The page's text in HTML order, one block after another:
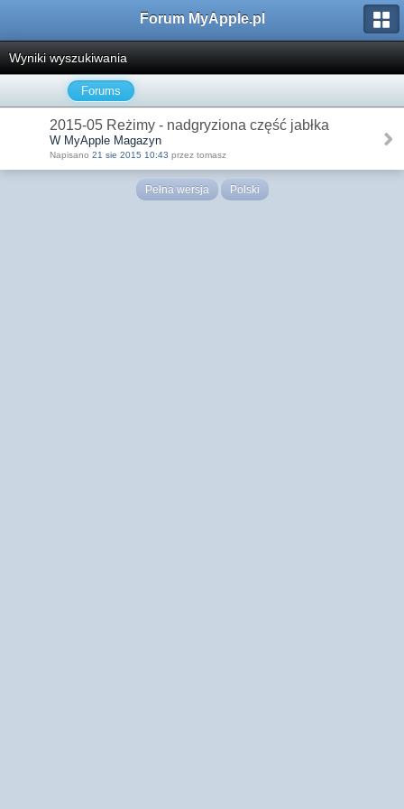
Forum MyApple.pl
Wyniki wyszukiwania
Forums
2015-05 Reżimy - nadgryziona część jabłka
W MyApple Magazyn
Napisano 21 sie 2015 10:43 przez tomasz
Pełna wersja Polski